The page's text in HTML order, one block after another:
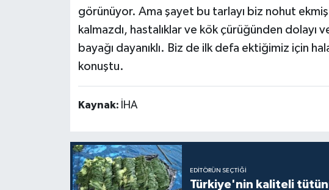
görünüyor. Ama şayet bu tarlayı biz nohut
kalmazdı, hastalıklar ve kök çürüğünden dolayı
bayağı dayanıklı. Biz de ilk defa ektiğimiz için
konuştu.
Kaynak: İHA
EDITÖRÜN SEÇTIĞI
Türkiye'nin kaliteli